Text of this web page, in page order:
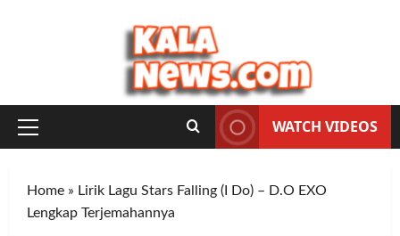
Primary
WATCH VIDEOS
Home » Lirik Lagu Stars Falling (I Do) – D.O EXO
Lengkap Terjemahannya